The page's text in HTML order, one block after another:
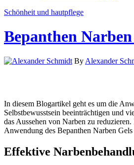
Schönheit und hautpflege
Bepanthen
By Alexander
In diesem Blogartikel geht es um die
Selbstbewusstsein beeinträchtigen und
das Aussehen von Narben zu
Anwendung des Bepanthen Narben Gels
Effektive